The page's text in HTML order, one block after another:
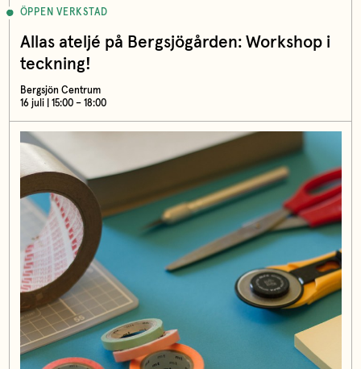
ÖPPEN VERKSTAD
Allas ateljé på Bergsjögården: Workshop i
teckning!
Bergsjön Centrum
16 juli | 15:00 – 18:00